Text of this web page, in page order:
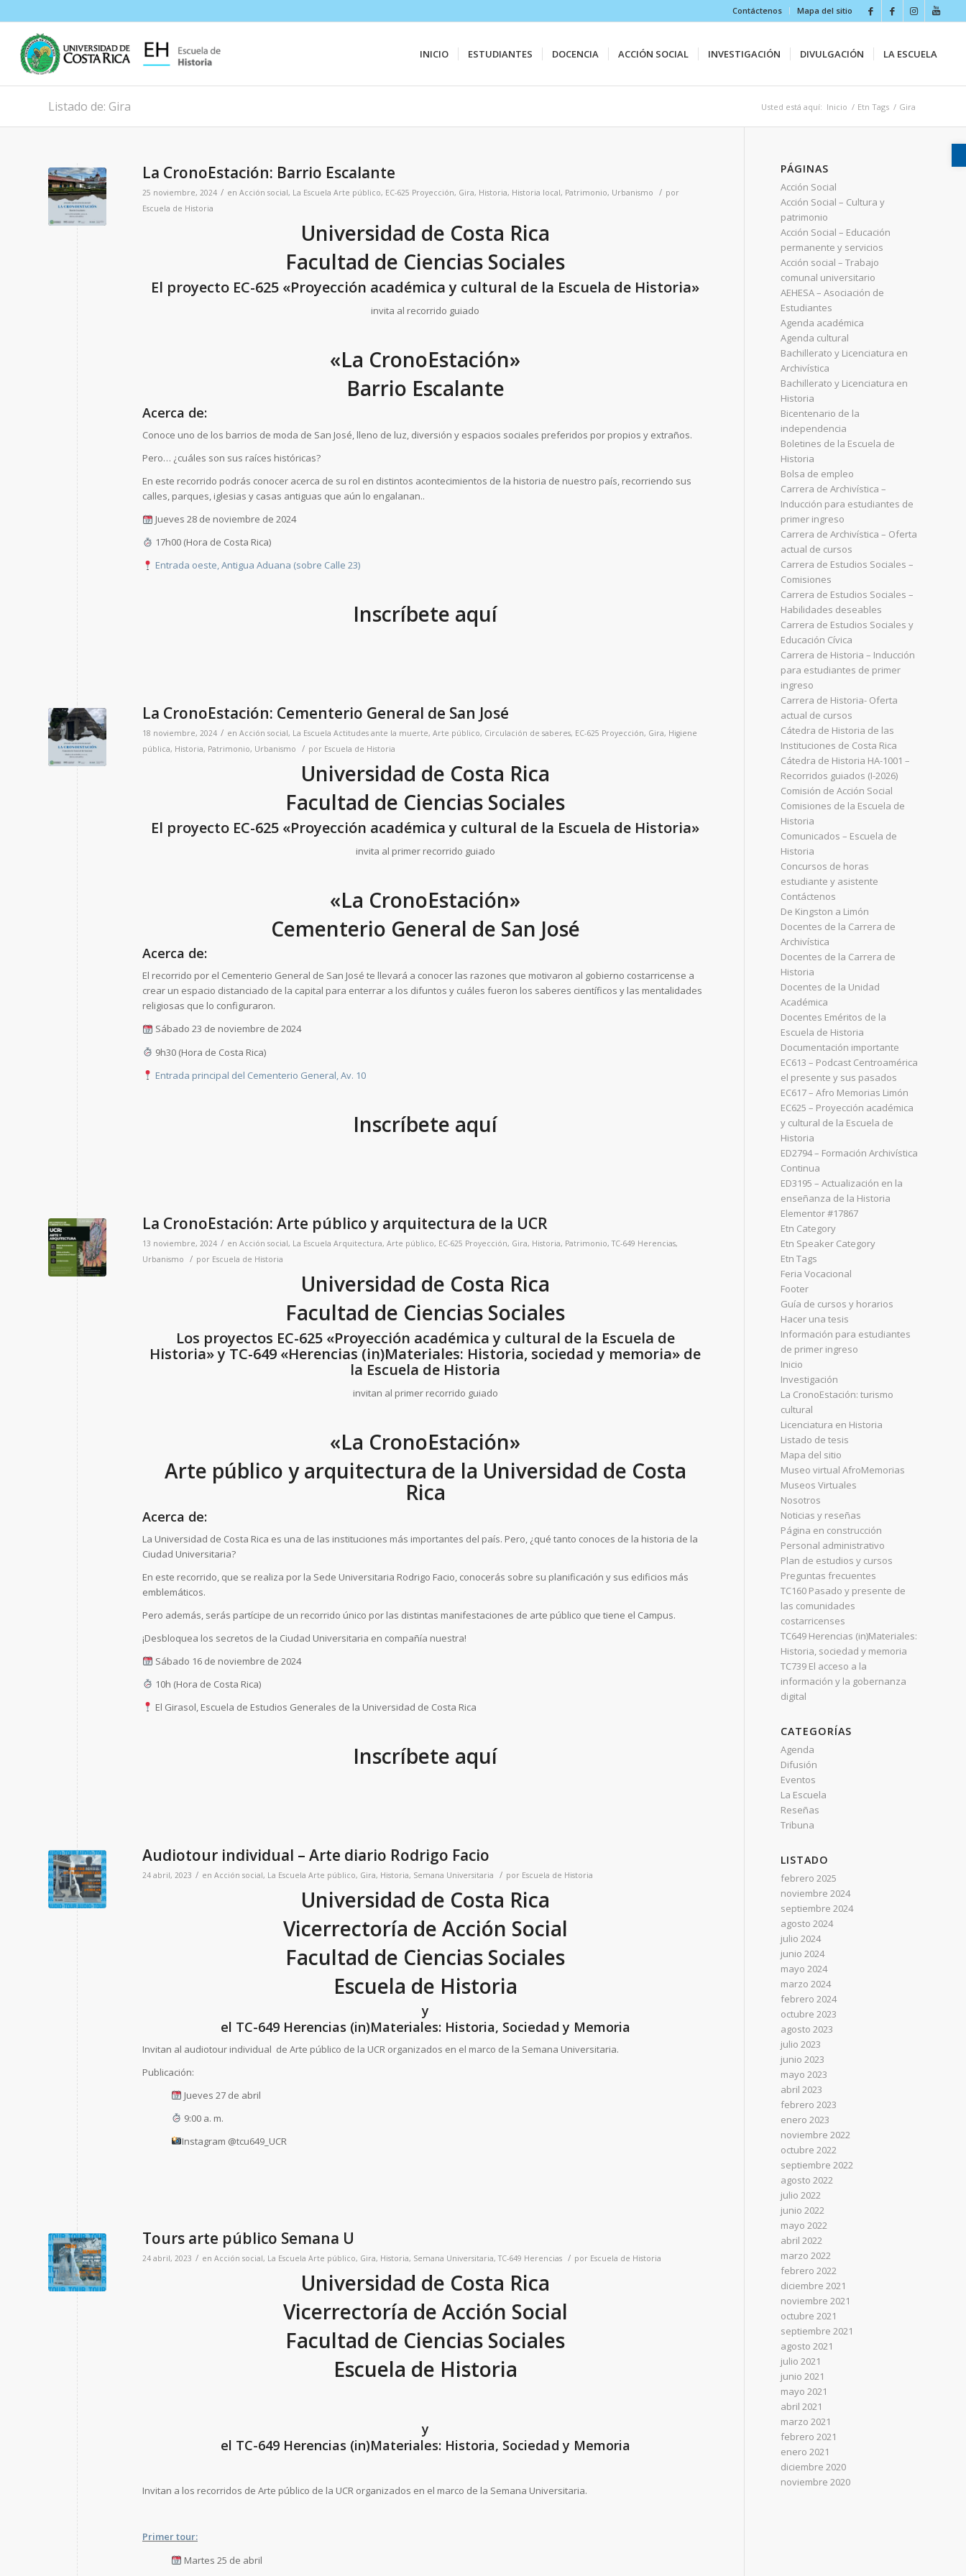
Contáctenos Mapa del sitio
INICIO ESTUDIANTES DOCENCIA ACCIÓN SOCIAL INVESTIGACIÓN DIVULGACIÓN LA ESCUELA
Listado de: Gira Usted está aquí: Inicio / Etn Tags / Gira
La CronoEstación: Barrio Escalante
25 noviembre, 2024 / en Acción social, La Escuela Arte público, EC-625 Proyección, Gira, Historia, Historia local, Patrimonio, Urbanismo / por
Escuela de Historia
Universidad de Costa Rica
Facultad de Ciencias Sociales
El proyecto EC-625 «Proyección académica y cultural de la Escuela de Historia»
invita al recorrido guiado
«La CronoEstación»
Barrio Escalante
Acerca de:
Conoce uno de los barrios de moda de San José, lleno de luz, diversión y espacios sociales preferidos por propios y extraños.
Pero… ¿cuáles son sus raíces históricas?
En este recorrido podrás conocer acerca de su rol en distintos acontecimientos de la historia de nuestro país, recorriendo sus
calles, parques, iglesias y casas antiguas que aún lo engalanan..
Jueves 28 de noviembre de 2024
17h00 (Hora de Costa Rica)
Entrada oeste, Antigua Aduana (sobre Calle 23)
Inscríbete aquí
La CronoEstación: Cementerio General de San José
18 noviembre, 2024 / en Acción social, La Escuela Actitudes ante la muerte, Arte público, Circulación de saberes, EC-625 Proyección, Gira, Higiene
pública, Historia, Patrimonio, Urbanismo / por Escuela de Historia
Universidad de Costa Rica
Facultad de Ciencias Sociales
El proyecto EC-625 «Proyección académica y cultural de la Escuela de Historia»
invita al primer recorrido guiado
«La CronoEstación»
Cementerio General de San José
Acerca de:
El recorrido por el Cementerio General de San José te llevará a conocer las razones que motivaron al gobierno costarricense a
crear un espacio distanciado de la capital para enterrar a los difuntos y cuáles fueron los saberes científicos y las mentalidades
religiosas que lo configuraron.
Sábado 23 de noviembre de 2024
9h30 (Hora de Costa Rica)
Entrada principal del Cementerio General, Av. 10
Inscríbete aquí
La CronoEstación: Arte público y arquitectura de la UCR
13 noviembre, 2024 / en Acción social, La Escuela Arquitectura, Arte público, EC-625 Proyección, Gira, Historia, Patrimonio,TC-649 Herencias,
Urbanismo
/ por Escuela de Historia
Universidad de Costa Rica
Facultad de Ciencias Sociales
Los proyectos EC-625 «Proyección académica y cultural de la Escuela de
Historia» y TC-649 «Herencias (in)Materiales: Historia, sociedad y memoria» de
la Escuela de Historia
invitan al primer recorrido guiado
«La CronoEstación»
Arte público y arquitectura de la Universidad de Costa
Rica
Acerca de:
La Universidad de Costa Rica es una de las instituciones más importantes del país. Pero, ¿qué tanto conoces de la historia de la
Ciudad Universitaria?
En este recorrido, que se realiza por la Sede Universitaria Rodrigo Facio, conocerás sobre su planificación y sus edificios más
emblemáticos.
Pero además, serás partícipe de un recorrido único por las distintas manifestaciones de arte público que tiene el Campus.
¡Desbloquea los secretos de la Ciudad Universitaria en compañía nuestra!
Sábado 16 de noviembre de 2024
10h (Hora de Costa Rica)
El Girasol, Escuela de Estudios Generales de la Universidad de Costa Rica
Inscríbete aquí
Audiotour individual – Arte diario Rodrigo Facio
24 abril, 2023 / en Acción social, La Escuela Arte público, Gira, Historia, Semana Universitaria / por Escuela de Historia
Universidad de Costa Rica
Vicerrectoría de Acción Social
Facultad de Ciencias Sociales
Escuela de Historia
y
el TC-649 Herencias (in)Materiales: Historia, Sociedad y Memoria
Invitan al audiotour individual de Arte público de la UCR organizados en el marco de la Semana Universitaria.
Publicación:
Jueves 27 de abril
9:00 a. m.
Instagram @tcu649_UCR
Tours arte público Semana U
24 abril, 2023 / en Acción social, La Escuela Arte público, Gira, Historia, Semana Universitaria,TC-649 Herencias / por Escuela de Historia
Universidad de Costa Rica
Vicerrectoría de Acción Social
Facultad de Ciencias Sociales
Escuela de Historia
y
el TC-649 Herencias (in)Materiales: Historia, Sociedad y Memoria
Invitan a los recorridos de Arte público de la UCR organizados en el marco de la Semana Universitaria.
Primer tour:
Martes 25 de abril
PÁGINAS
Acción Social
Acción Social – Cultura y
patrimonio
Acción Social – Educación
permanente y servicios
Acción social – Trabajo
comunal universitario
AEHESA – Asociación de
Estudiantes
Agenda académica
Agenda cultural
Bachillerato y Licenciatura en
Archivística
Bachillerato y Licenciatura en
Historia
Bicentenario de la
independencia
Boletines de la Escuela de
Historia
Bolsa de empleo
Carrera de Archivística –
Inducción para estudiantes de
primer ingreso
Carrera de Archivística – Oferta
actual de cursos
Carrera de Estudios Sociales –
Comisiones
Carrera de Estudios Sociales –
Habilidades deseables
Carrera de Estudios Sociales y
Educación Cívica
Carrera de Historia – Inducción
para estudiantes de primer
ingreso
Carrera de Historia- Oferta
actual de cursos
Cátedra de Historia de las
Instituciones de Costa Rica
Cátedra de Historia HA-1001 –
Recorridos guiados (I-2026)
Comisión de Acción Social
Comisiones de la Escuela de
Historia
Comunicados – Escuela de
Historia
Concursos de horas
estudiante y asistente
Contáctenos
De Kingston a Limón
Docentes de la Carrera de
Archivística
Docentes de la Carrera de
Historia
Docentes de la Unidad
Académica
Docentes Eméritos de la
Escuela de Historia
Documentación importante
EC613 – Podcast Centroamérica
el presente y sus pasados
EC617 – Afro Memorias Limón
EC625 – Proyección académica
y cultural de la Escuela de
Historia
ED2794 – Formación Archivística
Continua
ED3195 – Actualización en la
enseñanza de la Historia
Elementor #17867
Etn Category
Etn Speaker Category
Etn Tags
Feria Vocacional
Footer
Guía de cursos y horarios
Hacer una tesis
Información para estudiantes
de primer ingreso
Inicio
Investigación
La CronoEstación: turismo
cultural
Licenciatura en Historia
Listado de tesis
Mapa del sitio
Museo virtual AfroMemorias
Museos Virtuales
Nosotros
Noticias y reseñas
Página en construcción
Personal administrativo
Plan de estudios y cursos
Preguntas frecuentes
TC160 Pasado y presente de
las comunidades
costarricenses
TC649 Herencias (in)Materiales:
Historia, sociedad y memoria
TC739 El acceso a la
información y la gobernanza
digital
CATEGORÍAS
Agenda
Difusión
Eventos
La Escuela
Reseñas
Tribuna
LISTADO
febrero 2025
noviembre 2024
septiembre 2024
agosto 2024
julio 2024
junio 2024
mayo 2024
marzo 2024
febrero 2024
octubre 2023
agosto 2023
julio 2023
junio 2023
mayo 2023
abril 2023
febrero 2023
enero 2023
noviembre 2022
octubre 2022
septiembre 2022
agosto 2022
julio 2022
junio 2022
mayo 2022
abril 2022
marzo 2022
febrero 2022
diciembre 2021
noviembre 2021
octubre 2021
septiembre 2021
agosto 2021
julio 2021
junio 2021
mayo 2021
abril 2021
marzo 2021
febrero 2021
enero 2021
diciembre 2020
noviembre 2020